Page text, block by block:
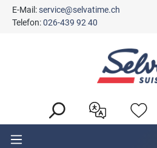
springen
E-Mail:service@selvatime.ch
Telefon:026-439 92 40